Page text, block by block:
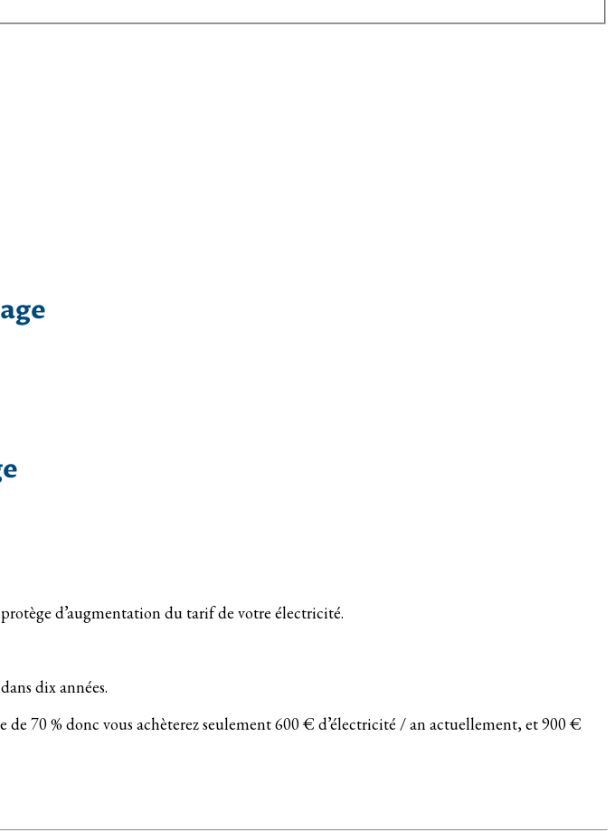
d’augmentation du tarif de votre électricité.
dix années.
de 70 % donc vous achèterez seulement 600 € d’électricité / an actuellement, et 900 €